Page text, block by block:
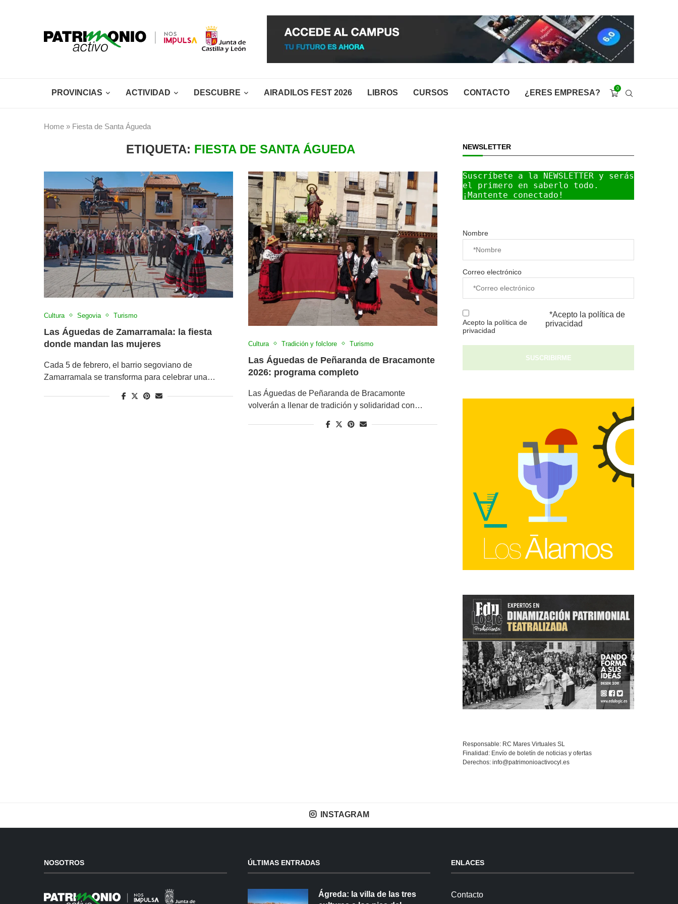
PROVINCIAS ACTIVIDAD DESCUBRE AIRADILOS FEST 2026 LIBROS CURSOS CONTACTO ¿ERES EMPRESA? 0
Home » Fiesta de Santa Águeda
ETIQUETA: FIESTA DE SANTA ÁGUEDA
Cultura Segovia Turismo
Las Águedas de Zamarramala: la fiesta
donde mandan las mujeres
Cada 5 de febrero, el barrio segoviano de
Zamarramala se transforma para celebrar una…
Cultura Tradición y folclore Turismo
Las Águedas de Peñaranda de Bracamonte
2026: programa completo
Las Águedas de Peñaranda de Bracamonte
volverán a llenar de tradición y solidaridad con…
NEWSLETTER
Suscríbete a la NEWSLETTER y serás
el primero en saberlo todo.
¡Mantente conectado!
Nombre
Correo electrónico
Acepto la política de
privacidad
*Acepto la política de
privacidad
Responsable: RC Mares Virtuales SL
Finalidad: Envío de boletín de noticias y ofertas
Derechos: info@patrimonioactivocyl.es
INSTAGRAM
NOSOTROS ÚLTIMAS ENTRADAS
Ágreda: la villa de las tres
ENLACES
Contacto